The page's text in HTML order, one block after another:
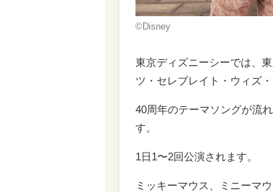
©Disney
東京ディズニーシーでは、
ツ・セレブレイト・ウィズ
40周年のテーマソングが流
す。
1日1〜2回公演されます。
ミッキーマウス、ミニーマ